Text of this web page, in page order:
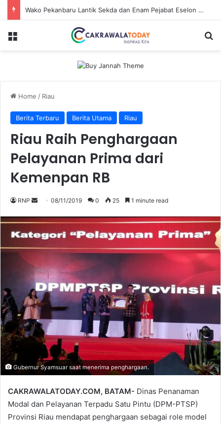
Wako Pekanbaru Lantik Sekda dan Enam Pejabat Eselon Lainnya
Menu
Home / Riau
Berita Terbaru Berita Utama Riau
Riau Raih Penghargaan
Pelayanan Prima dari
Kemenpan RB
RNP
Send
email
08/11/2019 0 25 1 minute read
Gubernur Syamsuar saat menerima penghargaan.
CAKRAWALATODAY.COM, BATAM- Dinas Penanaman
Modal dan Pelayanan Terpadu Satu Pintu (DPM-PTSP)
Provinsi Riau mendapat penghargaan sebagai role model